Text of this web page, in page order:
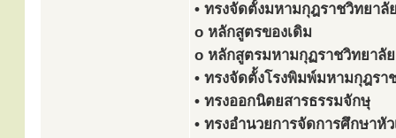
• ทรงจัดตั้งมหามกุฎราชวิทยาลั
o หลักสูตรของเดิม
o หลักสูตรมหามกุฏราชวิทยาลัย
• ทรงจัดตั้งโรงพิมพ์มหามกุฎรา
• ทรงออกนิตยสารธรรมจักษุ
• ทรงอำนวยการจัดการศึกษาหั